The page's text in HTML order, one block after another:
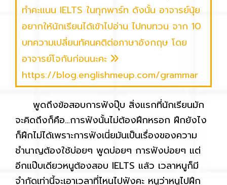
ทำคะแนน IELTS ในทุกพาร์ท ดังนั้น อาจารย์นุ้ย
อยากให้นักเรียนได้เข้าไปอ่าน ไปทบทวน จาก 10
บทความเปลี่ยนทัศนคติต่อภาษาอังกฤษ โดย
อาจารย์โจกันก่อนนะคะ
https://blog.englishmeup.com/grammar
พูดถึงข้อสอบการฟังปุ๊บ สิ่งแรกที่นักเรียนมัก
จะคิดถึงก็คือ…การฟังนั้นไม่ต้องฝึกหรอก ฝึกยังไง
ก็ฝึกไม่ได้เพราะการฟังเนี่ยมันเป็นเรื่องของความ
ชำนาญต้องใช้บ่อยๆ พูดบ่อยๆ การฟังบ่อยๆ แต่
อีกแป๊บเดียวหนูต้องสอบ IELTS แล้ว เวลาหนูก็มี
จำกัดเท่านี้จะเอาเวลาที่ไหนไปฟังคะ หนูว่าหนูไปฝึก